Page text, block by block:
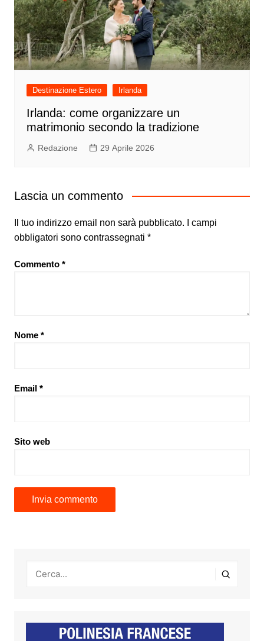
Destinazione Estero Irlanda
Irlanda: come organizzare un
matrimonio secondo la tradizione
Redazione 29 Aprile 2026
Lascia un commento
Il tuo indirizzo email non sarà pubblicato.
I campi
obbligatori sono contrassegnati *
Commento *
Nome *
Email *
Sito web